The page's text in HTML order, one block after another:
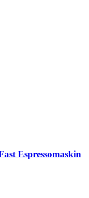
Espressomaskin